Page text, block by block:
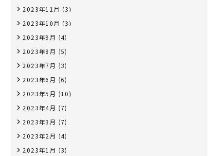
2023年11月 (3)
2023年10月 (3)
2023年9月 (4)
2023年8月 (5)
2023年7月 (3)
2023年6月 (6)
2023年5月 (10)
2023年4月 (7)
2023年3月 (7)
2023年2月 (4)
2023年1月 (3)